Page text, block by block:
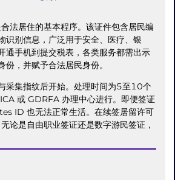
法居住的基本程序。该证件包含居民编
识别信息，广泛用于安全、医疗、银
通手机到提交税表，各类服务都需出示
份，并赋予合法居民身份。
采集指纹后开始。处理时间为5至10个
或 GDRFA 办理中心进行。即便签证
ID 也无法正常生活。在续签居留许可
论是自由职业签证还是数字游民签证，